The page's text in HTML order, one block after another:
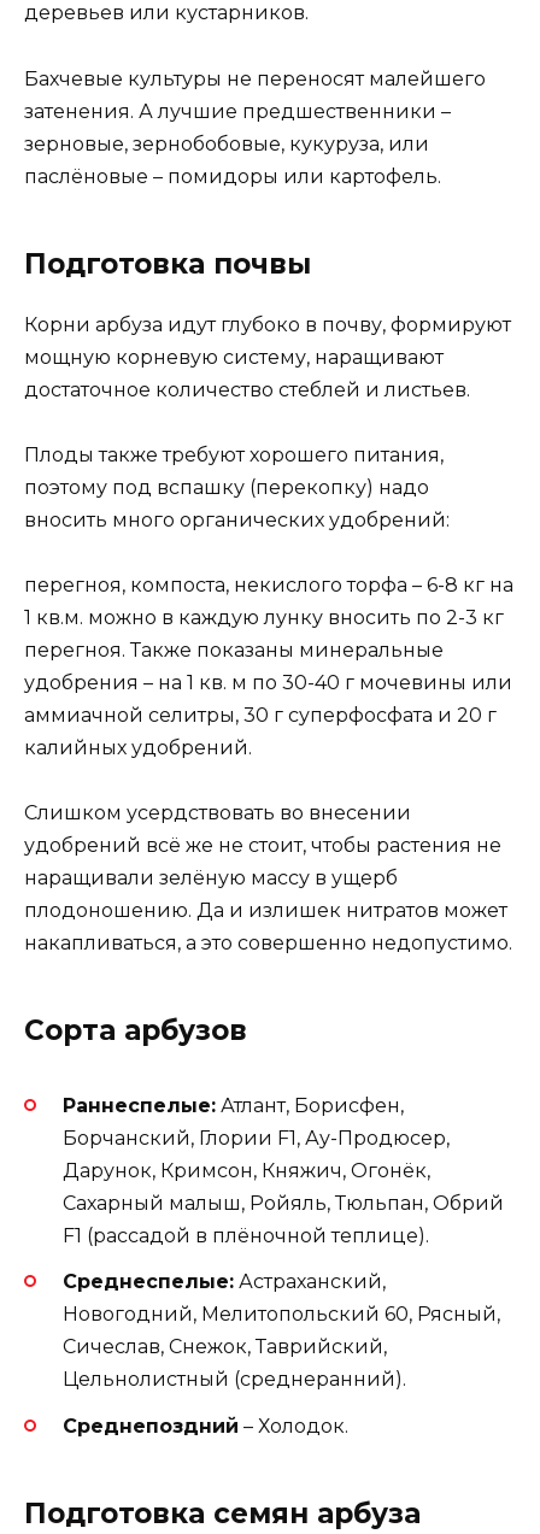
деревьев или кустарников.
Бахчевые культуры не переносят малейшего
затенения. А лучшие предшественники –
зерновые, зернобобовые, кукуруза, или
паслёновые – помидоры или картофель.
Подготовка почвы
Корни арбуза идут глубоко в почву, формируют
мощную корневую систему, наращивают
достаточное количество стеблей и листьев.
Плоды также требуют хорошего питания,
поэтому под вспашку (перекопку) надо
вносить много органических удобрений:
перегноя, компоста, некислого торфа – 6-8 кг на
1 кв.м. можно в каждую лунку вносить по 2-3 кг
перегноя. Также показаны минеральные
удобрения – на 1 кв. м по 30-40 г мочевины или
аммиачной селитры, 30 г суперфосфата и 20 г
калийных удобрений.
Слишком усердствовать во внесении
удобрений всё же не стоит, чтобы растения не
наращивали зелёную массу в ущерб
плодоношению. Да и излишек нитратов может
накапливаться, а это совершенно недопустимо.
Сорта арбузов
Раннеспелые: Атлант, Борисфен,
Борчанский, Глории F1, Ау-Продюсер,
Дарунок, Кримсон, Княжич, Огонёк,
Сахарный малыш, Ройяль, Тюльпан, Обрий
F1 (рассадой в плёночной теплице).
Среднеспелые: Астраханский,
Новогодний, Мелитопольский 60, Рясный,
Сичеслав, Снежок, Таврийский,
Цельнолистный (среднеранний).
Среднепоздний – Холодок.
Подготовка семян арбуза